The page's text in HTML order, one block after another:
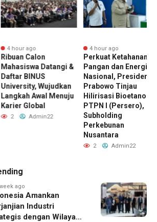
4 hour ago
Calon
Datangi &
BINUS
Wujudkan
Awal Menuju
Global
2 Admin22
4 hour ago
Perkuat Ketahanan
Pangan dan Energi
Nasional, Presiden
Prabowo Tinjau
Hilirisasi Bioetanol
PTPN I (Persero),
Subholding
Perkebunan
Nusantara
2 Admin22
ago
Amankan
Industri
dengan Wilayah